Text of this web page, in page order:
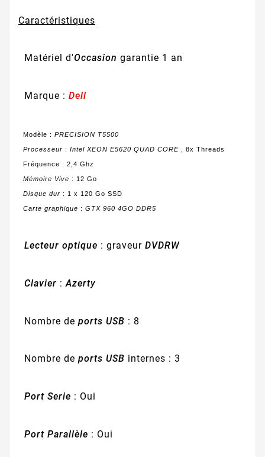
Caractéristiques
Matériel d'Occasion garantie 1 an
Marque : Dell
Modèle : PRECISION T5500
Processeur : Intel XEON E5620 QUAD CORE , 8x Threads
Fréquence : 2,4 Ghz
Mémoire Vive : 12 Go
Disque dur : 1 x 120 Go SSD
Carte graphique : GTX 960 4GO DDR5
Lecteur optique : graveur DVDRW
Clavier :Azerty
Nombre de ports USB : 8
Nombre de ports USB internes : 3
Port Serie : Oui
Port Parallèle : Oui